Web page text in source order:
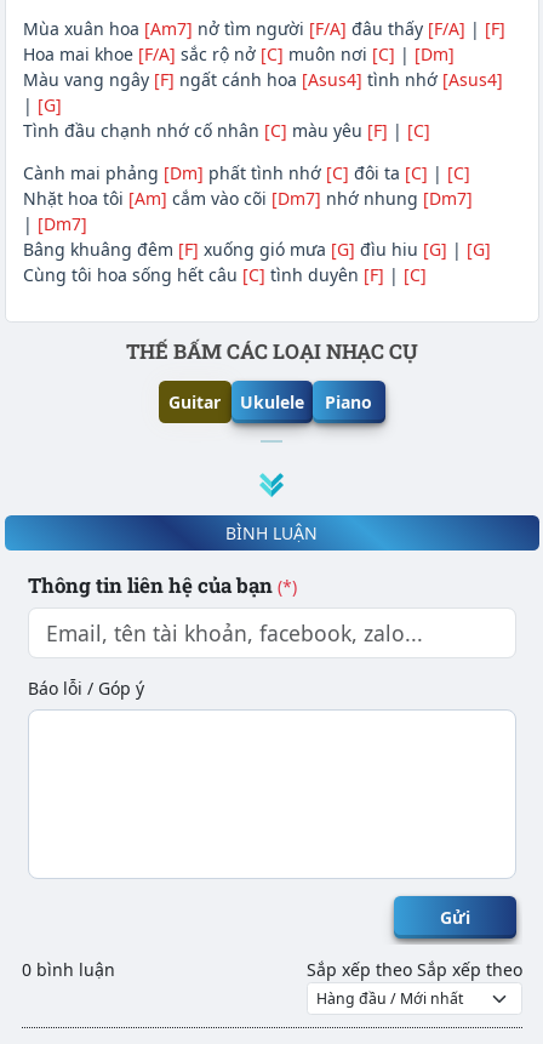
Mùa xuân hoa [Am7] nở tìm người [F/A] đâu thấy [F/A] | [F]
Hoa mai khoe [F/A] sắc rộ nở [C] muôn nơi [C] | [Dm]
Màu vang ngây [F] ngất cánh hoa [Asus4] tình nhớ [Asus4]
| [G]
Tình đầu chạnh nhớ cố nhân [C] màu yêu [F] | [C]
Cành mai phảng [Dm] phất tình nhớ [C] đôi ta [C] | [C]
Nhặt hoa tôi [Am] cắm vào cõi [Dm7] nhớ nhung [Dm7]
| [Dm7]
Bâng khuâng đêm [F] xuống gió mưa [G] đìu hiu [G] | [G]
Cùng tôi hoa sống hết câu [C] tình duyên [F] | [C]
Phần nội dungTHẾ BẤM CÁC LOẠI NHẠC CỤ
Guitar Ukulele Piano
BÌNH LUẬN
Thông tin liên hệ của bạn (*)
Báo lỗi / Góp ý
Gửi
0 bình luận Sắp xếp theo Sắp xếp theo